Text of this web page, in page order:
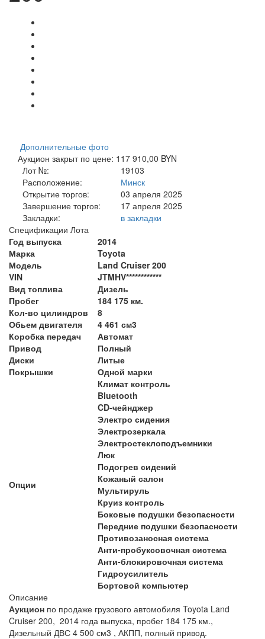
Дополнительные фото
Аукцион закрыт по цене: 117 910,00 BYN
Лот №:
19103
Расположение:
Минск
Открытие торгов:
03 апреля 2025
Завершение торгов:
17 апреля 2025
Закладки:
в закладки
Спецификации Лота
Год выпуска
2014
Марка
Toyota
Модель
Land Cruiser 200
VIN
JTMHV************
Вид топлива
Дизель
Пробег
184 175 км.
Кол-во цилиндров
8
Обьем двигателя
4 461 см3
Коробка передач
Автомат
Привод
Полный
Диски
Литые
Покрышки
Одной марки
Опции
Климат контроль
Bluetooth
CD-чейнджер
Электро сидения
Электрозеркала
Электростеклоподъемники
Люк
Подогрев сидений
Кожаный салон
Мультируль
Круиз контроль
Боковые подушки безопасности
Передние подушки безопасности
Противозаносная система
Анти-пробуксовочная система
Анти-блокировочная система
Гидроусилитель
Бортовой компьютер
Описание
Аукцион по продаже грузового автомобиля Toyota Land
Cruiser 200, 2014 года выпуска, пробег 184 175 км.,
Дизельный ДВС 4 500 см3 , АКПП, полный привод.